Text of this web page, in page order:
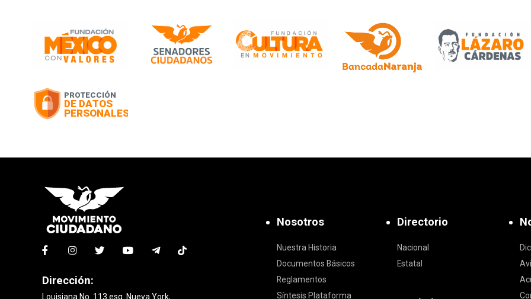
Dirección:
Louisiana No. 113 esq. Nueva York,
Nosotros
Nuestra Historia
Documentos Básicos
Reglamentos
Síntesis Plataforma
Directorio
Nacional
Estatal